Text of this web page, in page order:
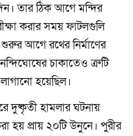
তার ঠিক আগে মন্দির
করার সময় ফাটলগুলি
শুরুর আগে রথের নির্মাণের
চাকাতেও ত্রুটি
হয়েছিল।
দুষ্কৃতী হামলার ঘটনায়
হয় প্রায় ২০টি উনুনে। পুরীর